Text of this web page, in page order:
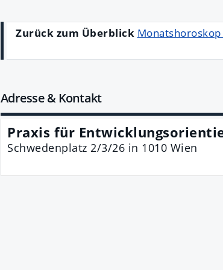
Zurück zum Überblick
Adresse & Kontakt
Praxis für
Schwedenplatz 2/3/26 in 1010 Wien